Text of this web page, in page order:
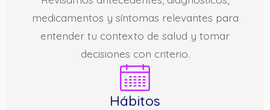
medicamentos y síntomas relevantes para
entender tu contexto de salud y tomar
decisiones con criterio.
Hábitos